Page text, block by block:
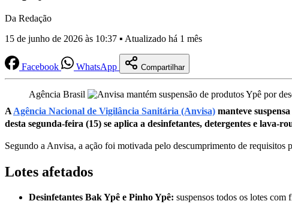
Da Redação
15 de junho de 2026 às 10:37 ▪ Atualizado há 1 mês
Facebook WhatsApp Compartilhar
Agência Brasil
A Agência Nacional de Vigilância Sanitária (Anvisa) manteve
desta segunda-feira (15) se aplica a desinfetantes, detergentes e lava-
Segundo a Anvisa, a ação foi motivada pelo descumprimento de
Lotes afetados
Desinfetantes Bak Ypê e Pinho Ypê: suspensos todos os lotes com